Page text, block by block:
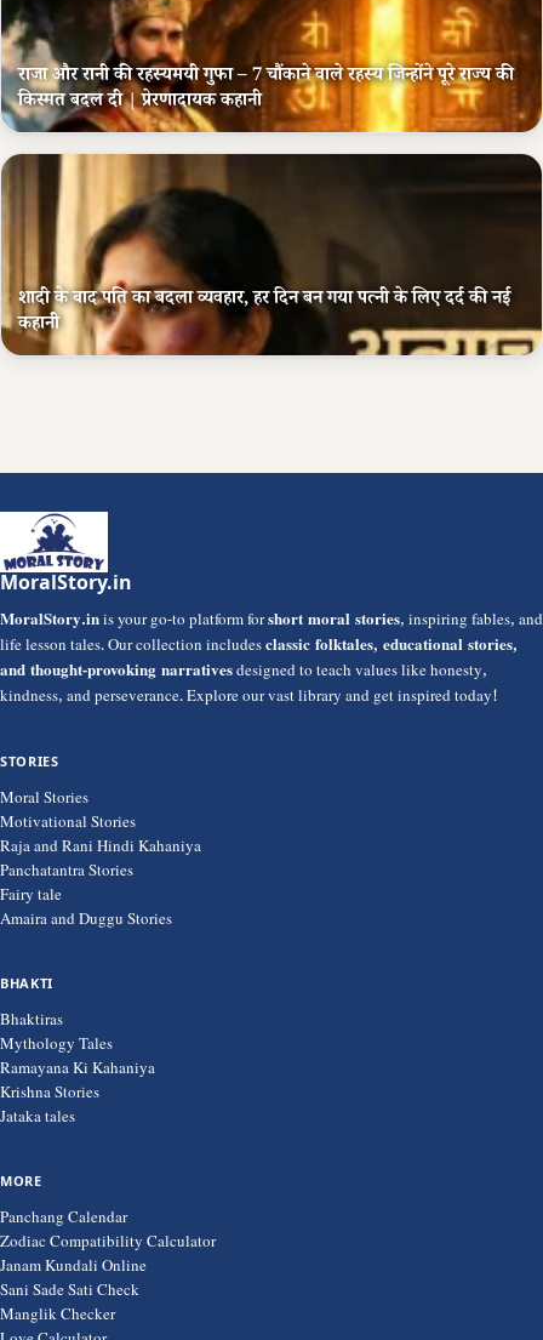
राजा और रानी की रहस्यमयी गुफा – 7 चौंकाने वाले रहस्य जिन्होंने पूरे राज्य की
किस्मत बदल दी | प्रेरणादायक कहानी
शादी के बाद पति का बदला व्यवहार, हर दिन बन गया पत्नी के लिए दर्द की नई
कहानी
MoralStory.in
MoralStory.inis your go-to platform forshort moral stories, inspiring fables, and
life lesson tales. Our collection includesclassic folktales, educational stories,
and thought-provoking narrativesdesigned to teach values like honesty,
kindness, and perseverance. Explore our vast library and get inspired today!
STORIES
Moral Stories
Motivational Stories
Raja and Rani Hindi Kahaniya
Panchatantra Stories
Fairy tale
Amaira and Duggu Stories
BHAKTI
Bhaktiras
Mythology Tales
Ramayana Ki Kahaniya
Krishna Stories
Jataka tales
MORE
Panchang Calendar
Zodiac Compatibility Calculator
Janam Kundali Online
Sani Sade Sati Check
Manglik Checker